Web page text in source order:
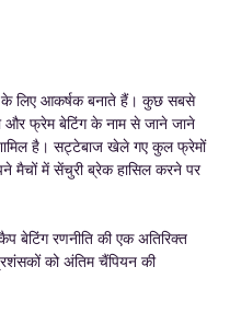
के लिए आकर्षक बनाते हैं। कुछ सबसे
और फ्रेम बेटिंग के नाम से जाने जाने
है। सट्टेबाज खेले गए कुल फ्रेमों
मैचों में सेंचुरी ब्रेक हासिल करने पर
बेटिंग रणनीति की एक अतिरिक्त
को अंतिम चैंपियन की